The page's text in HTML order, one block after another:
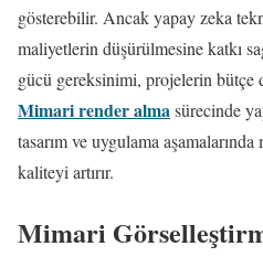
gösterebilir. Ancak yapay zeka
maliyetlerin düşürülmesine katkı
gücü gereksinimi, projelerin bütçe
Mimari render almasürecinde
tasarım ve uygulama
kaliteyi artırır.
Mimari